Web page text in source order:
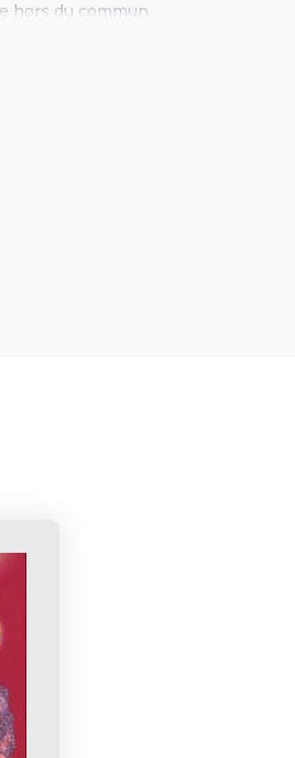
hors du commun,
24 - 208 pages